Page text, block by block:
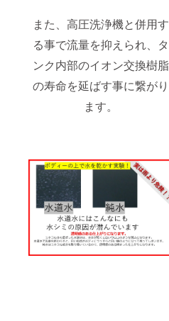
また、高圧洗浄機と併用す
る事で流量を抑えられ、タ
ンク内部のイオン交換樹脂
の寿命を延ばす事に繋がり
ます。